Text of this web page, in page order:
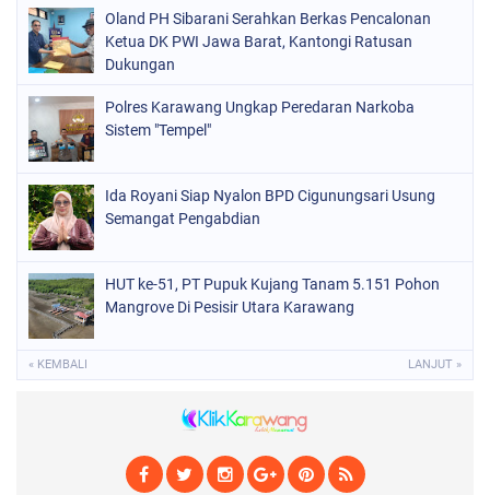
Oland PH Sibarani Serahkan Berkas Pencalonan
Ketua DK PWI Jawa Barat, Kantongi Ratusan
Dukungan
Polres Karawang Ungkap Peredaran Narkoba
Sistem "Tempel"
Ida Royani Siap Nyalon BPD Cigunungsari Usung
Semangat Pengabdian
HUT ke-51, PT Pupuk Kujang Tanam 5.151 Pohon
Mangrove Di Pesisir Utara Karawang
« KEMBALI LANJUT »